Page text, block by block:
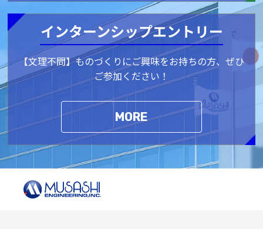
インターンシップエントリー
【文理不問】ものづくりにご興味をお持ちの方、ぜひ
ご参加ください！
MORE